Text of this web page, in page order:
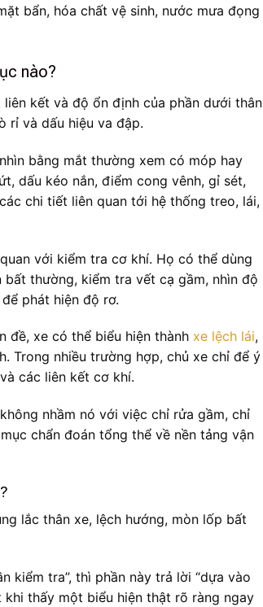
bẩn, hóa chất vệ sinh, nước mưa đọng
nào?
kết và độ ổn định của phần dưới thân
rỉ và dấu hiệu va đập.
bằng mắt thường xem có móp hay
dấu kéo nắn, điểm cong vênh, gỉ sét,
chi tiết liên quan tới hệ thống treo, lái,
với kiểm tra cơ khí. Họ có thể dùng
thường, kiểm tra vết cạ gầm, nhìn độ
phát hiện độ rơ.
đề, xe có thể biểu hiện thành xe lệch lái,
Trong nhiều trường hợp, chủ xe chỉ để ý
các liên kết cơ khí.
nhầm nó với việc chỉ rửa gầm, chỉ
chẩn đoán tổng thể về nền tảng vận
lắc thân xe, lệch hướng, mòn lốp bất
kiểm tra”, thì phần này trả lời “dựa vào
thấy một biểu hiện thật rõ ràng ngay